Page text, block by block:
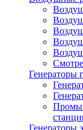
Генераторы
Генераторы